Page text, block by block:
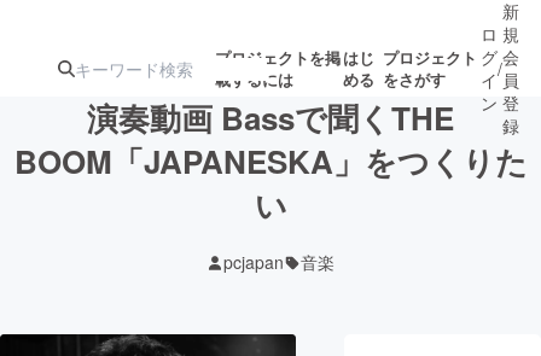
プロジェクトを掲
載するには
はじ
める
プロジェクト
をさがす
注目の新着プロ
ロ
グ
イ
ン
/
新
規
会
員
登
録
演奏動画 Bassで聞くTHE
BOOM「JAPANESKA」をつくりた
い
pcjapan 音楽